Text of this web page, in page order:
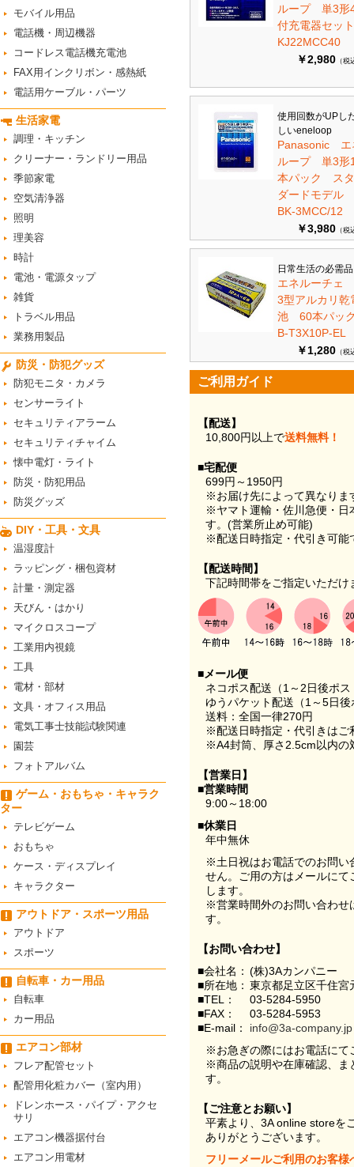
モバイル用品
電話機・周辺機器
コードレス電話機充電池
FAX用インクリボン・感熱紙
電話用ケーブル・パーツ
生活家電
調理・キッチン
クリーナー・ランドリー用品
季節家電
空気清浄器
照明
理美容
時計
電池・電源タップ
雑貨
トラベル用品
業務用製品
防災・防犯グッズ
防犯モニタ・カメラ
センサーライト
セキュリティアラーム
セキュリティチャイム
懐中電灯・ライト
防災・防犯用品
防災グッズ
DIY・工具・文具
温湿度計
ラッピング・梱包資材
計量・測定器
天びん・はかり
マイクロスコープ
工業用内視鏡
工具
電材・部材
文具・オフィス用品
電気工事士技能試験関連
園芸
フォトアルバム
ゲーム・おもちゃ・キャラク
ター
テレビゲーム
おもちゃ
ケース・ディスプレイ
キャラクター
アウトドア・スポーツ用品
アウトドア
スポーツ
自転車・カー用品
自転車
カー用品
エアコン部材
フレア配管セット
配管用化粧カバー（室内用）
ドレンホース・パイプ・アクセ
サリ
エアコン機器据付台
エアコン用電材
ループ 単3形
付充電器セッ
KJ22MCC40
￥2,980 （税
使用回数がUPし
しいeneloop
Panasonic エ
ループ 単3形
本パック ス
ダードモデル
BK-3MCC/12
￥3,980 （税
日常生活の必需
エネルーチェ
3型アルカリ乾
池 60本パ
B-T3X10P-EL
￥1,280 （税
ご利用ガイド
【配送】
10,800円以上で送料無料！
■宅配便
699円～1950円
※お届け先によって異なりま
※ヤマト運輸・佐川急便・日
す。(営業所止め可能)
※配送日時指定・代引き可能
【配送時間】
下記時間帯をご指定いただけ
■メール便
ネコポス配送（1～2日後ポ
ゆうパケット配送（1～5日
送料：全国一律270円
※配送日時指定・代引きはご
※A4封筒、厚さ2.5cm以内の
【営業日】
■営業時間
9:00～18:00
■休業日
年中無休
※土日祝はお電話でのお問い
せん。ご用の方はメールに
します。
※営業時間外のお問い合わせ
す。
【お問い合わせ】
■会社名： (株)3Aカンパニー
■所在地： 東京都足立区千住
■TEL：
03-5284-5950
■FAX：
03-5284-5953
■E-mail：
info@3a-company.jp
※お急ぎの際にはお電話にて
※商品の説明や在庫確認、ま
す。
【ご注意とお願い】
平素より、3A online storeを
ありがとうございます。
フリーメールご利用のお客様